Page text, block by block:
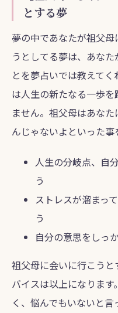
とする夢
夢の中であなたが祖父
うとしてる夢は、あな
とを夢占いでは教えて
は人生の新たなる一歩
ません。祖父母はあな
んじゃないよといった事
人生の分岐点、自
う
ストレスが溜まっ
う
自分の意思をしっ
祖父母に会いに行こう
バイスは以上になりま
く、悩んでもいないと